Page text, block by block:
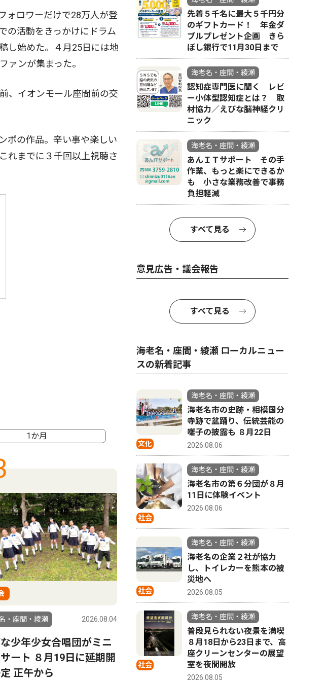
ォロワーだけで28万人が登
の活動をきっかけにドラム
し始めた。４月25日には地
ァンが集まった。
、イオンモール座間前の交
ポの作品。辛い事や楽しい
れまでに３千回以上視聴さ
1か月
・座間・綾瀬 2026.08.04
少年少女合唱団がミニ
ート ８月19日に延期開
正午から
4
政治
海老名・座間・綾瀬 2026.08.04
【デスクレポート】座間市議
会 不祥事発覚から半年、い
まだ処分なし
海老名駅
募金 40
先着５千名に最大５千円分
のギフトカード！ 年金ダ
ブルプレゼント企画 きら
ぼし銀行で11月30日まで
海老名・座間・綾瀬
認知症専門医に聞く レビ
ー小体型認知症とは？ 取
材協力／えびな脳神経クリ
ニック
海老名・座間・綾瀬
あんＩＴサポート その手
作業、もっと楽にできるか
も 小さな業務改善で事務
負担軽減
すべて見る
意見広告・議会報告
すべて見る
海老名・座間・綾瀬 ローカルニュー
スの新着記事
文化
海老名・座間・綾瀬
海老名市の史跡・相模国分
寺跡で盆踊り、伝統芸能の
囃子の披露も ８月22日
2026.08.06
社会
海老名・座間・綾瀬
海老名市の第６分団が８月
11日に体験イベント
2026.08.06
社会
海老名・座間・綾瀬
海老名の企業２社が協力
し、トイレカーを熊本の被
災地へ
2026.08.05
社会
海老名・座間・綾瀬
普段見られない夜景を満喫
８月18日から23日まで、高
座クリーンセンターの展望
室を夜間開放
2026.08.05